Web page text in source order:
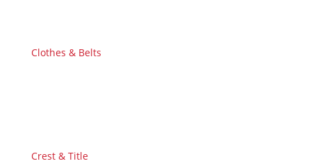
Clothes & Belts
Crest & Title